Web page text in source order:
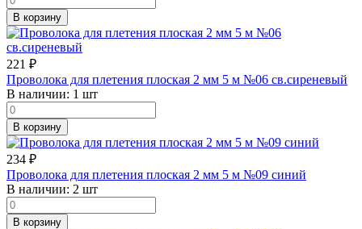
В корзину
221 ₽
Проволока для плетения плоская 2 мм 5 м №06 св.сиреневый
В наличии: 1 шт
В корзину
234 ₽
Проволока для плетения плоская 2 мм 5 м №09 синий
В наличии: 2 шт
В корзину